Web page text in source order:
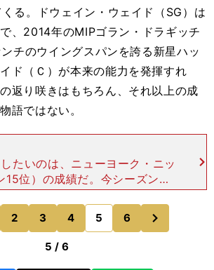
くる。ドウェイン・ウェイド（SG）は
、2014年のMIPゴラン・ドラギッチ
ンチのウイングスパンを誇る新星ハッ
ド（Ｃ）が本来の能力を発揮すれ
返り咲きはもちろん、それ以上の成
語ではない。
たいのは、ニューヨーク・ニッ
15位）の成績だ。今シーズンも
、オフのチーム補強に不満を持
スーパースター、カーメロ・ア
ンソニー（SF）
のページへ
2 3 4 5 6
のページへ
5 / 6